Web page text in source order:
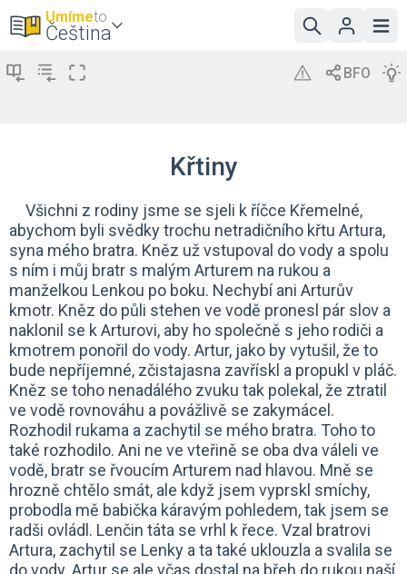
Umímeto
Čeština
Křtiny
Všichni z rodiny jsme se sjeli k říčce Křemelné,
abychom byli svědky trochu netradičního křtu Artura,
syna mého bratra. Kněz už vstupoval do vody a spolu
s ním i můj bratr s malým Arturem na rukou a
manželkou Lenkou po boku. Nechybí ani Arturův
kmotr. Kněz do půli stehen ve vodě pronesl pár slov a
naklonil se k Arturovi, aby ho společně s jeho rodiči a
kmotrem ponořil do vody. Artur, jako by vytušil, že to
bude nepříjemné, zčistajasna zavřískl a propukl v pláč.
Kněz se toho nenadálého zvuku tak polekal, že ztratil
ve vodě rovnováhu a povážlivě se zakymácel.
Rozhodil rukama a zachytil se mého bratra. Toho to
také rozhodilo. Ani ne ve vteřině se oba dva váleli ve
vodě, bratr se řvoucím Arturem nad hlavou. Mně se
hrozně chtělo smát, ale když jsem vyprskl smíchy,
probodla mě babička káravým pohledem, tak jsem se
radši ovládl. Lenčin táta se vrhl k řece. Vzal bratrovi
Artura, zachytil se Lenky a ta také uklouzla a svalila se
do vody. Artur se ale včas dostal na břeh do rukou naší